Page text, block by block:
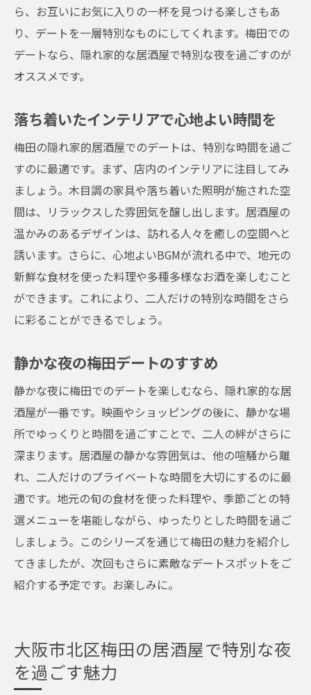
デートに最適な居酒屋選び
二人で楽しむ特別な夜
梅田の夜を満喫するプラン
梅田での特別なデートを叶える居酒屋の選び方
雰囲気重視の居酒屋選び
料理のクオリティをチェック
プライベート感を重視した選び方
特別なデートにふさわしい居酒屋
居酒屋選びのポイントとコツ
ら、お互いにお気に入りの一杯を見つける楽しさもあ
り、デートを一層特別なものにしてくれます。梅田での
デートなら、隠れ家的な居酒屋で特別な夜を過ごすのが
オススメです。
落ち着いたインテリアで心地よい時間を
梅田の隠れ家的居酒屋でのデートは、特別な時間を過ご
すのに最適です。まず、店内のインテリアに注目してみ
ましょう。木目調の家具や落ち着いた照明が施された空
間は、リラックスした雰囲気を醸し出します。居酒屋の
温かみのあるデザインは、訪れる人々を癒しの空間へと
誘います。さらに、心地よいBGMが流れる中で、地元の
新鮮な食材を使った料理や多種多様なお酒を楽しむこと
ができます。これにより、二人だけの特別な時間をさら
に彩ることができるでしょう。
静かな夜の梅田デートのすすめ
静かな夜に梅田でのデートを楽しむなら、隠れ家的な居
酒屋が一番です。映画やショッピングの後に、静かな場
所でゆっくりと時間を過ごすことで、二人の絆がさらに
深まります。居酒屋の静かな雰囲気は、他の喧騒から離
れ、二人だけのプライベートな時間を大切にするのに最
適です。地元の旬の食材を使った料理や、季節ごとの特
選メニューを堪能しながら、ゆったりとした時間を過ご
しましょう。このシリーズを通じて梅田の魅力を紹介し
てきましたが、次回もさらに素敵なデートスポットをご
紹介する予定です。お楽しみに。
大阪市北区梅田の居酒屋で特別な夜
を過ごす魅力